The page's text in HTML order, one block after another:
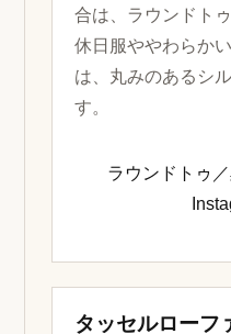
色数を抑える
黒い革靴は、ネイ
にするとビジネス
なります。
公式で確認する